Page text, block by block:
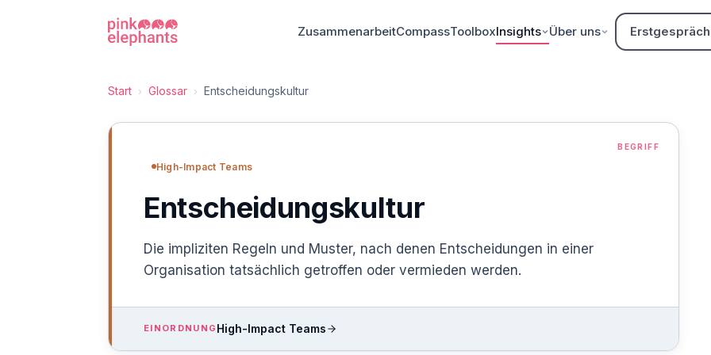
ZusammenarbeitCompassToolboxInsights Über uns Erstgespräch
Start › Glossar › Entscheidungskultur
BEGRIFF
High-Impact Teams
Entscheidungskultur
Die impliziten Regeln und Muster, nach denen Entscheidungen in einer
Organisation tatsächlich getroffen oder vermieden werden.
EINORDNUNG High-Impact Teams